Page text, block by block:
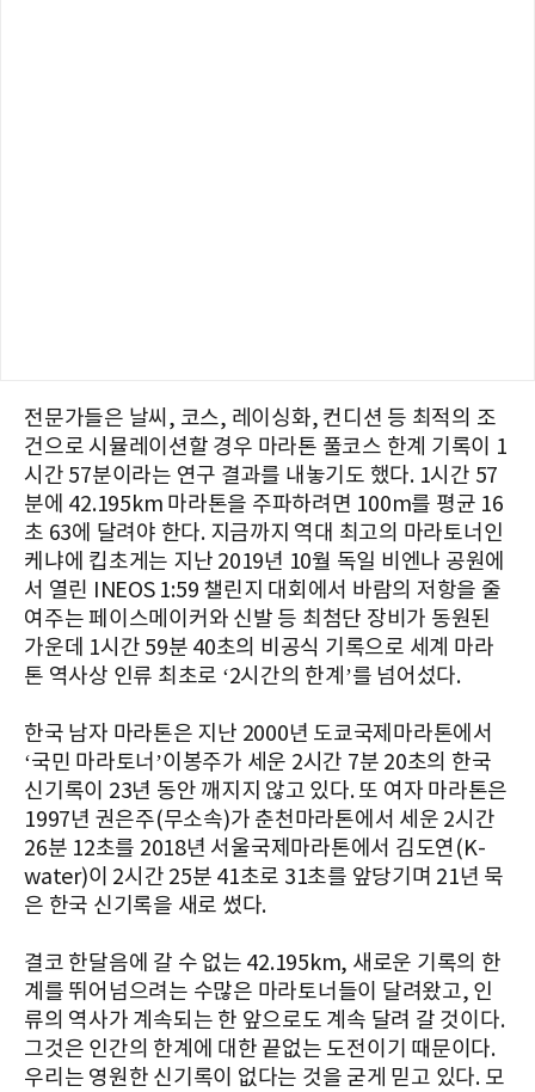
전문가들은 날씨, 코스, 레이싱화, 컨디션 등 최적의 조
건으로 시뮬레이션할 경우 마라톤 풀코스 한계 기록이 1
시간 57분이라는 연구 결과를 내놓기도 했다. 1시간 57
분에 42.195km 마라톤을 주파하려면 100m를 평균 16
초 63에 달려야 한다. 지금까지 역대 최고의 마라토너인
케냐에 킵초게는 지난 2019년 10월 독일 비엔나 공원에
서 열린 INEOS 1:59 챌린지 대회에서 바람의 저항을 줄
여주는 페이스메이커와 신발 등 최첨단 장비가 동원된
가운데 1시간 59분 40초의 비공식 기록으로 세계 마라
톤 역사상 인류 최초로 ‘2시간의 한계’를 넘어섰다.
한국 남자 마라톤은 지난 2000년 도쿄국제마라톤에서
‘국민 마라토너’이봉주가 세운 2시간 7분 20초의 한국
신기록이 23년 동안 깨지지 않고 있다. 또 여자 마라톤은
1997년 권은주(무소속)가 춘천마라톤에서 세운 2시간
26분 12초를 2018년 서울국제마라톤에서 김도연(K-
water)이 2시간 25분 41초로 31초를 앞당기며 21년 묵
은 한국 신기록을 새로 썼다.
결코 한달음에 갈 수 없는 42.195km, 새로운 기록의 한
계를 뛰어넘으려는 수많은 마라토너들이 달려왔고, 인
류의 역사가 계속되는 한 앞으로도 계속 달려 갈 것이다.
그것은 인간의 한계에 대한 끝없는 도전이기 때문이다.
우리는 영원한 신기록이 없다는 것을 굳게 믿고 있다. 모